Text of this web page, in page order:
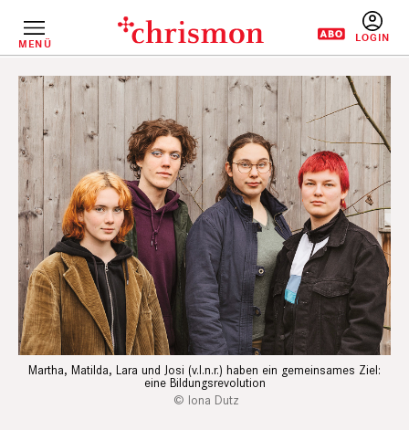
InhaltMENÜ
Martha, Matilda, Lara und Josi (v.l.n.r.) haben ein gemeinsames Ziel:
eine Bildungsrevolution
Iona Dutz